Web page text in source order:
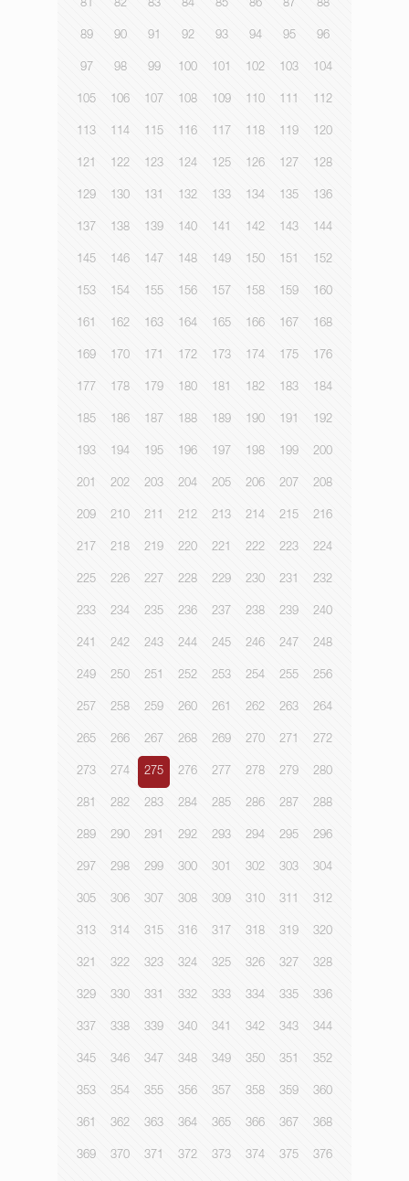
81 82 83 84 85 86 87 88
89 90 91 92 93 94 95 96
97 98 99 100 101 102 103 104
105 106 107 108 109 110 111 112
113 114 115 116 117 118 119 120
121 122 123 124 125 126 127 128
129 130 131 132 133 134 135 136
137 138 139 140 141 142 143 144
145 146 147 148 149 150 151 152
153 154 155 156 157 158 159 160
161 162 163 164 165 166 167 168
169 170 171 172 173 174 175 176
177 178 179 180 181 182 183 184
185 186 187 188 189 190 191 192
193 194 195 196 197 198 199 200
201 202 203 204 205 206 207 208
209 210 211 212 213 214 215 216
217 218 219 220 221 222 223 224
225 226 227 228 229 230 231 232
233 234 235 236 237 238 239 240
241 242 243 244 245 246 247 248
249 250 251 252 253 254 255 256
257 258 259 260 261 262 263 264
265 266 267 268 269 270 271 272
273 274 275 276 277 278 279 280
281 282 283 284 285 286 287 288
289 290 291 292 293 294 295 296
297 298 299 300 301 302 303 304
305 306 307 308 309 310 311 312
313 314 315 316 317 318 319 320
321 322 323 324 325 326 327 328
329 330 331 332 333 334 335 336
337 338 339 340 341 342 343 344
345 346 347 348 349 350 351 352
353 354 355 356 357 358 359 360
361 362 363 364 365 366 367 368
369 370 371 372 373 374 375 376